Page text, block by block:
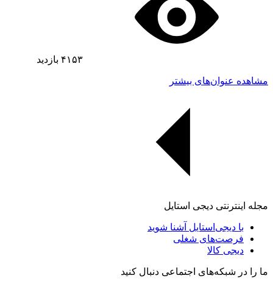
۴۱۵۳ بازدید
مشاهده عنوان‌های بیشتر
مجله اینترنتی دیجی استایل
با دیجی‌استایل آشنا شوید
فرصت‌های شغلی
دیجی کالا
ما را در شبکه‌های اجتماعی دنبال کنید